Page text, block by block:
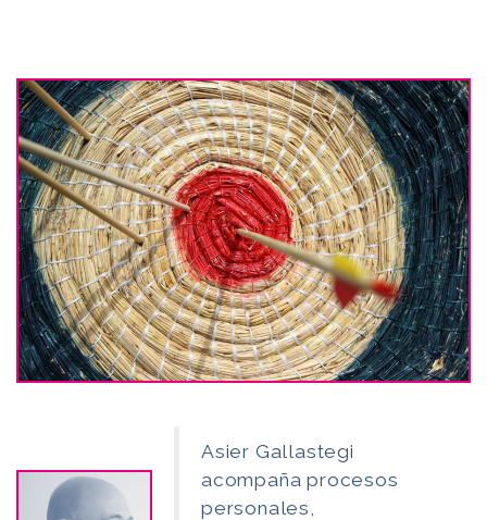
Asier Gallastegi
acompaña procesos
personales,